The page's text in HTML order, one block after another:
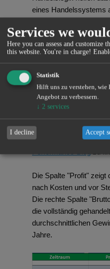
eines Handelssystems
Respekt vor dem
Disziplin und nicht
sind Eigenschaften, die
Die folgende Tabelle
Jahresergebnisse seit
FDAX im Oktober 2013.
Die einzelnen
Performance-Blog zu
Die Spalte "Profit" zeigt
nach Kosten und vor
Die rechte Spalte
die vollständig
durchschnittlichen
Jahre.
Services we
Here you can assess and customize
this website. You're in charge!
Statistik
Hilft uns zu verstehen, wie
Angebot zu verbessern.
↓ 2 services
I decline Accept